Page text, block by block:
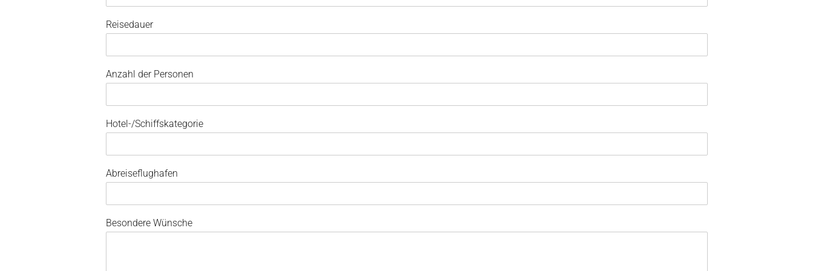
Reisedauer
Anzahl der Personen
Hotel-/Schiffskategorie
Abreiseflughafen
Besondere Wünsche